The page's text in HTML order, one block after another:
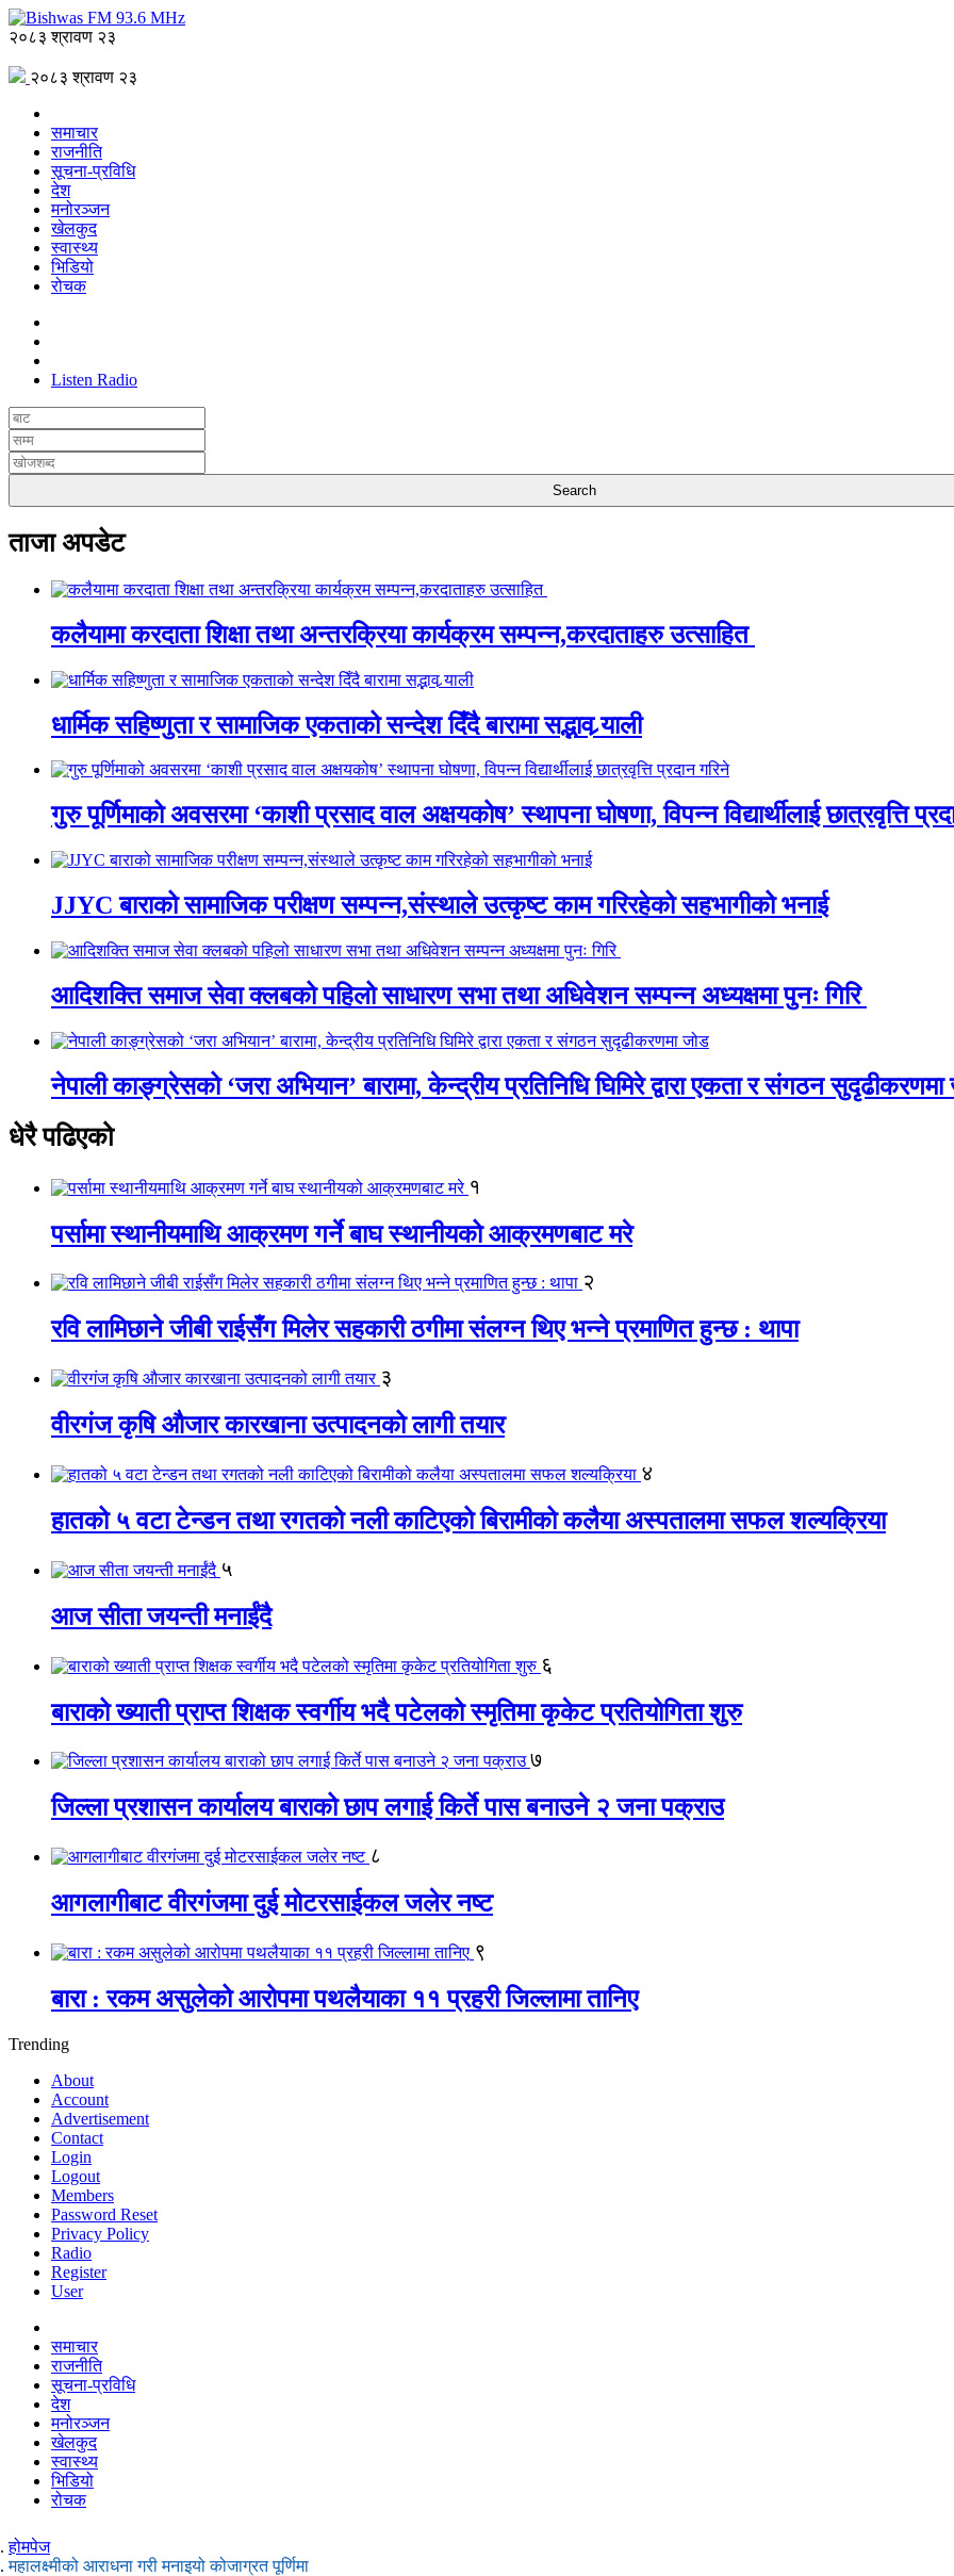
२०८३ श्रावण २३
२०८३ श्रावण २३
समाचार
राजनीति
सूचना-प्रविधि
देश
मनोरञ्जन
खेलकुद
स्वास्थ्य
भिडियो
रोचक
Listen Radio
ताजा अपडेट
कलैयामा करदाता शिक्षा तथा अन्तरक्रिया कार्यक्रम सम्पन्न,करदाताहरु उत्साहित
धार्मिक सहिष्णुता र सामाजिक एकताको सन्देश दिँदै बारामा सद्भाव र्‍याली
गुरु पूर्णिमाको अवसरमा ‘काशी प्रसाद वाल अक्षयकोष’ स्थापना घोषणा, विपन्न विद्यार्थीलाई छात्रवृत्ति
JJYC बाराको सामाजिक परीक्षण सम्पन्न,संस्थाले उत्कृष्ट काम गरिरहेको सहभागीको भनाई
आदिशक्ति समाज सेवा क्लबको पहिलो साधारण सभा तथा अधिवेशन सम्पन्न अध्यक्षमा पुनः गिरि
नेपाली काङ्ग्रेसको ‘जरा अभियान’ बारामा, केन्द्रीय प्रतिनिधि घिमिरे द्वारा एकता र संगठन
धेरै पढिएको
१
पर्सामा स्थानीयमाथि आक्रमण गर्ने बाघ स्थानीयको आक्रमणबाट मरे
२
रवि लामिछाने जीबी राईसँग मिलेर सहकारी ठगीमा संलग्न थिए भन्ने प्रमाणित हुन्छ : थापा
३
वीरगंज कृषि औजार कारखाना उत्पादनको लागी तयार
४
हातको ५ वटा टेन्डन तथा रगतको नली काटिएको बिरामीको कलैया अस्पतालमा सफल शल्यक्रिया
५
आज सीता जयन्ती मनाईंदै
६
बाराको ख्याती प्राप्त शिक्षक स्वर्गीय भदै पटेलको स्मृतिमा कृकेट प्रतियोगिता शुरु
७
जिल्ला प्रशासन कार्यालय बाराको छाप लगाई किर्ते पास बनाउने २ जना पक्राउ
८
आगलागीबाट वीरगंजमा दुई मोटरसाईकल जलेर नष्ट
९
बारा : रकम असुलेको आरोपमा पथलैयाका ११ प्रहरी जिल्लामा तानिए
Trending
About
Account
Advertisement
Contact
Login
Logout
Members
Password Reset
Privacy Policy
Radio
Register
User
समाचार
राजनीति
सूचना-प्रविधि
देश
मनोरञ्जन
खेलकुद
स्वास्थ्य
भिडियो
रोचक
होमपेज
महालक्ष्मीको आराधना गरी मनाइयो कोजाग्रत पूर्णिमा